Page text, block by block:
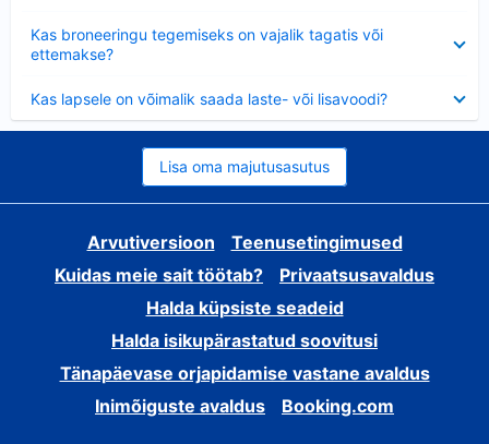
Kas broneeringu tegemiseks on vajalik tagatis või
ettemakse?
Kas lapsele on võimalik saada laste- või lisavoodi?
Lisa oma majutusasutus
Arvutiversioon
Teenusetingimused
Kuidas meie sait töötab?
Privaatsusavaldus
Halda küpsiste seadeid
Halda isikupärastatud soovitusi
Tänapäevase orjapidamise vastane avaldus
Inimõiguste avaldus
Booking.com